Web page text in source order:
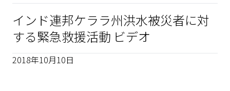
インド連邦ケララ州洪水被災者に対
する緊急救援活動 ビデオ
2018年10月10日